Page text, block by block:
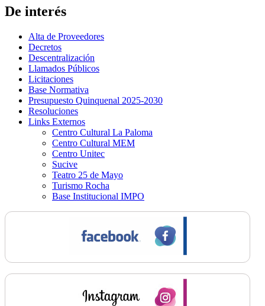
De interés
Alta de Proveedores
Decretos
Descentralización
Llamados Públicos
Licitaciones
Base Normativa
Presupuesto Quinquenal 2025-2030
Resoluciones
Links Externos
Centro Cultural La Paloma
Centro Cultural MEM
Centro Unitec
Sucive
Teatro 25 de Mayo
Turismo Rocha
Base Institucional IMPO